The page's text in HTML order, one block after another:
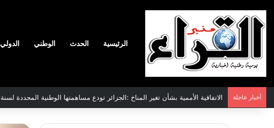
الرئيسية الحدث الوطني الدولي
أخبار عاجلة الاتفاقية الأممية بشأن تغير المناخ :الجزائر تودع مساهمتها الوطنية المحددة لسنة 2026